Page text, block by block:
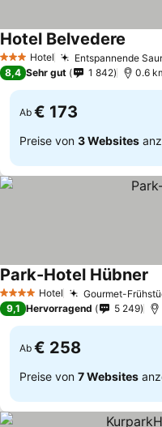
3 SterneHotel Entspannende
Hotel Belvedere
8,4 Sehr gut 1 842 0.6
Ab € 173
Preise von 3 Websites
4 Sterne Hotel Gourmet-
Park-Hotel Hübner
9,1 Hervorragend 5 249
Ab € 258
Preise von 7 Websites